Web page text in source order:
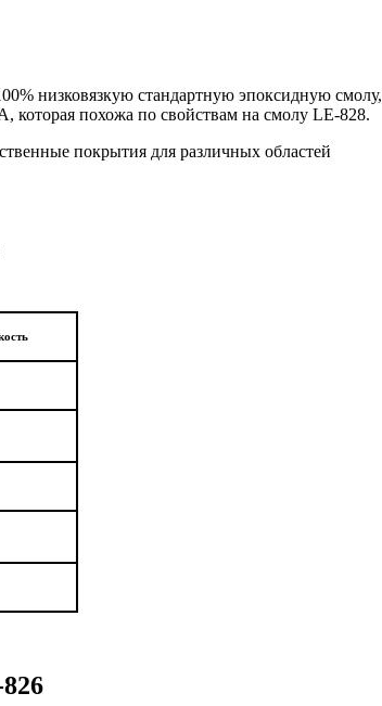
низковязкую стандартную эпоксидную смолу,
которая похожа по свойствам на смолу LE-828.
покрытия для различных областей